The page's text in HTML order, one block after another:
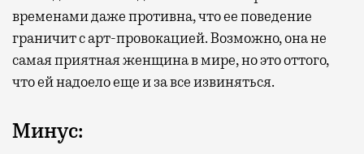
временами даже противна, что ее поведение
граничит с арт-провокацией. Возможно, она не
самая приятная женщина в мире, но это оттого,
что ей надоело еще и за все извиняться.
Минус: